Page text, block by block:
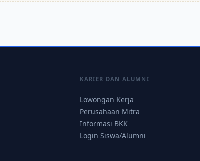
KARIER DAN ALUMNI
Lowongan Kerja
Perusahaan Mitra
Informasi BKK
Login Siswa/Alumni